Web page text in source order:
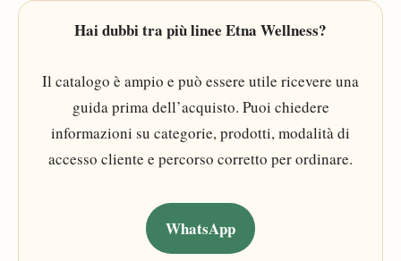
Hai dubbi tra più linee Etna Wellness?
Il catalogo è ampio e può essere utile ricevere una
guida prima dell’acquisto. Puoi chiedere
informazioni su categorie, prodotti, modalità di
accesso cliente e percorso corretto per ordinare.
WhatsApp